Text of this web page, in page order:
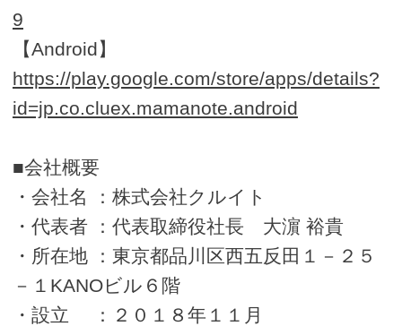
9
【Android】
https://play.google.com/store/apps/details?
id=jp.co.cluex.mamanote.android
■会社概要
・会社名 ：株式会社クルイト
・代表者 ：代表取締役社長 大濵 裕貴
・所在地 ：東京都品川区西五反田１－２５
－１KANOビル６階
・設立 ：２０１８年１１月